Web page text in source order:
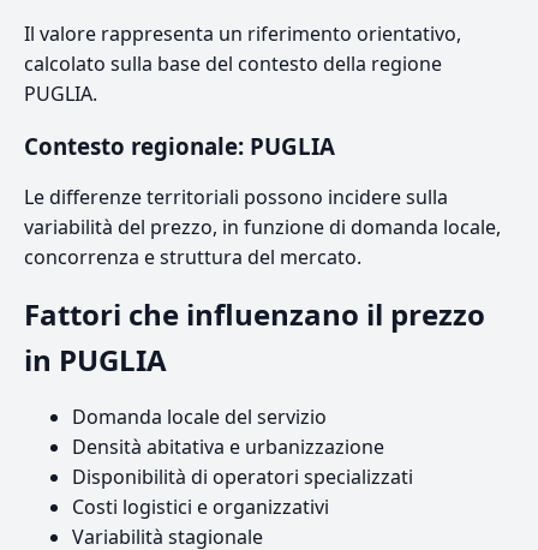
Il valore rappresenta un riferimento orientativo,
calcolato sulla base del contesto della regione
PUGLIA.
Contesto regionale: PUGLIA
Le differenze territoriali possono incidere sulla
variabilità del prezzo, in funzione di domanda locale,
concorrenza e struttura del mercato.
Fattori che influenzano il prezzo
in PUGLIA
Domanda locale del servizio
Densità abitativa e urbanizzazione
Disponibilità di operatori specializzati
Costi logistici e organizzativi
Variabilità stagionale